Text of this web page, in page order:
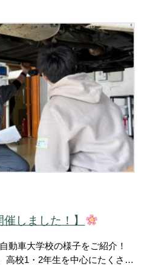
ちろん、 進路を考えている大
分にぴったりの進路を見つけ
職業体験をしてみたい！
りたい！
今だけのお得な特
動を応援！
交通費補助制度
宿泊費補助制度 気になる学校や
友達や保護者の方との参加も
加をお待ちしています
#FS
ャンパス #夏キャン #進路選び
生 #進路活動 #職業体験 #福島
校 #未来を見つけよう
しました！】
動車大学校の様子をご紹介！
高校1・2年生を中心にたくさん